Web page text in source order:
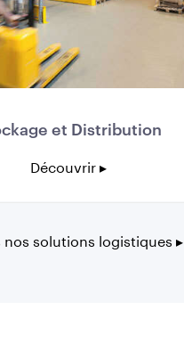
et Distribution
Découvrir ▸
solutions logistiques ▸